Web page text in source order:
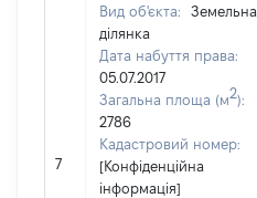
7
Вид об'єкта:
Земельна
ділянка
Дата набуття права:
05.07.2017
Загальна площа (м2):
2786
Кадастровий номер:
[Конфіденційна
інформація]